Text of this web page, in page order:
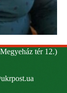
tér 12.)